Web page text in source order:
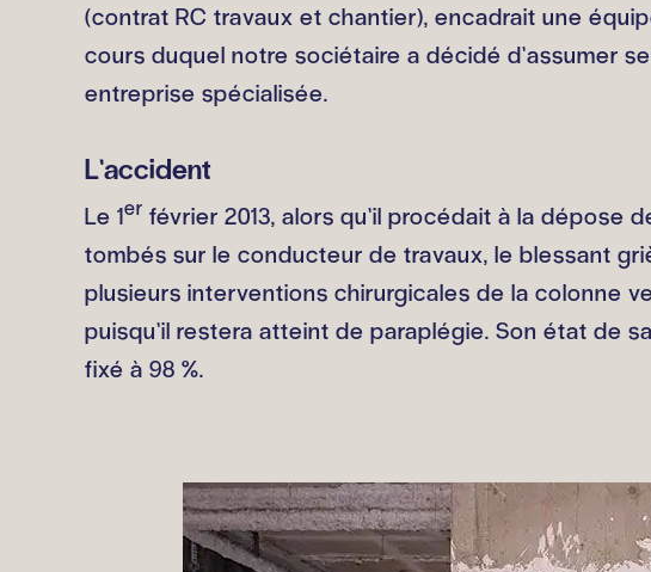
(contrat RC travaux et chantier), encadrait une
cours duquel notre sociétaire a décidé d’assumer
entreprise spécialisée.
L’accident
Le 1er février 2013, alors qu’il procédait à la dépose
tombés sur le conducteur de travaux, le blessant
plusieurs interventions chirurgicales de la colonne
puisqu’il restera atteint de paraplégie. Son état de
fixé à 98 %.